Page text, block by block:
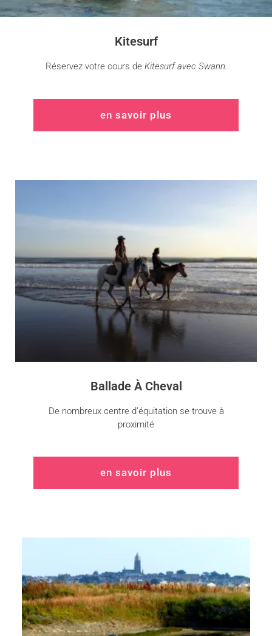
Kitesurf
Réservez votre cours de Kitesurf avec Swann.
en savoir plus
Ballade À Cheval
De nombreux centre d’équitation se trouve à
proximité
en savoir plus